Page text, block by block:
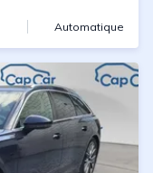
Automatique